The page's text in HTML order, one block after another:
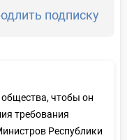
подписку
общества, чтобы он
требования
Республики